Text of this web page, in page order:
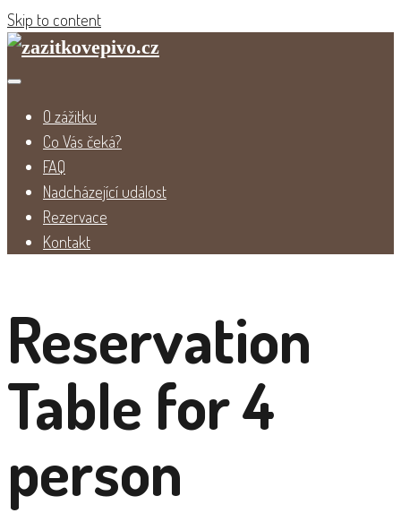
Skip to content
O zážitku
Co Vás čeká?
FAQ
Nadcházející událost
Rezervace
Kontakt
Reservation
Table for 4
person